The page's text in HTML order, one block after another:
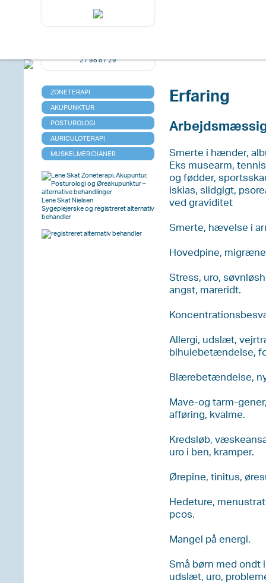
27 98 87 29
ZONETERAPI
AKUPUNKTUR
POSTUROLOGI
AURICULOTERAPI
MUSKELMERIDIANER
Lene Skat Nielsen
Sygeplejerske og registreret alternativ
behandler
Erfaring
Smerte i hænder,
Eks musearm,
og fødder,
iskias, slidgigt,
ved graviditet
Smerte, hævelse i
Hovedpine,
Stress, uro,
angst, mareridt.
Allergi, udslæt,
bihulebetændelse,
Blærebetændelse,
Mave-og tarm-
afføring, kvalme.
Kredsløb,
uro i ben, kramper.
Ørepine, tinitus,
Hedeture,
pcos.
Mangel på energi.
Små børn med
udslæt, uro,